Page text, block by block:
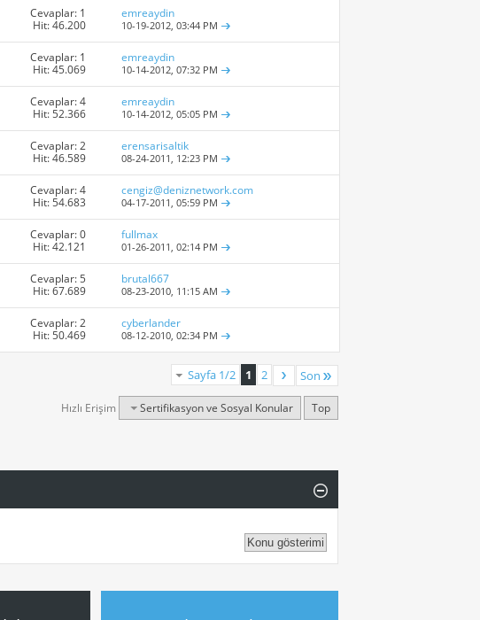
Cevaplar: 1
Hit: 46.200
emreaydin
10-19-2012,03:44 PM
Cevaplar: 1
Hit: 45.069
emreaydin
10-14-2012,07:32 PM
Cevaplar: 4
Hit: 52.366
emreaydin
10-14-2012,05:05 PM
Cevaplar: 2
Hit: 46.589
erensarisaltik
08-24-2011, 12:23 PM
Cevaplar: 4
Hit: 54.683
cengiz@deniznetwork.com
04-17-2011,05:59 PM
Cevaplar: 0
Hit: 42.121
fullmax
01-26-2011,02:14 PM
Cevaplar: 5
Hit: 67.689
brutal667
08-23-2010, 11:15 AM
Cevaplar: 2
Hit: 50.469
cyberlander
08-12-2010,02:34 PM
Sayfa 1/2 1 2 Son
Hızlı Erişim Sertifikasyon ve Sosyal Konular Top